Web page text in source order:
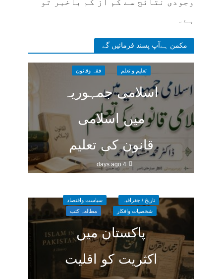
ہے۔
مکمن ہےآپ پسند فرمائیں گے
تعلیم و تعلم فقہ وقانون
اسلامی جمہوریہ
میں اسلامی
قانون کی تعلیم
4 days ago
تاریخ / جغرافیہ
سیاست واقتصاد
شخصیات وافکار
مطالعہ کتب
پاکستان میں
اکثریت کو اقلیت